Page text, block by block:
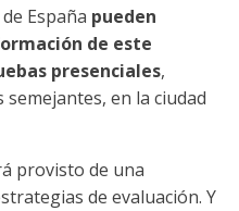
España pueden
de este
presenciales,
en la ciudad
provisto de una
de evaluación. Y